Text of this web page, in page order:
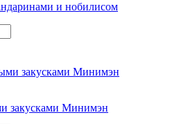
и нобилисом
закусками Минимэн